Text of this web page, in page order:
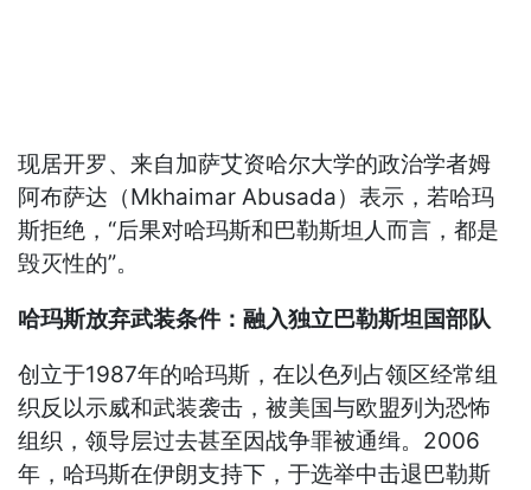
现居开罗、来自加萨艾资哈尔大学的政治学者姆
阿布萨达（Mkhaimar Abusada）表示，若哈玛
斯拒绝，“后果对哈玛斯和巴勒斯坦人而言，都是
毁灭性的”。
哈玛斯放弃武装条件：融入独立巴勒斯坦国部队
创立于1987年的哈玛斯，在以色列占领区经常组
织反以示威和武装袭击，被美国与欧盟列为恐怖
组织，领导层过去甚至因战争罪被通缉。2006
年，哈玛斯在伊朗支持下，于选举中击退巴勒斯